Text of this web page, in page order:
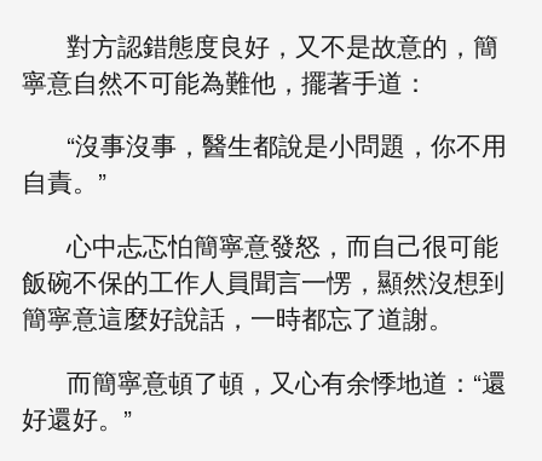
對方認錯態度良好，又不是故意的，簡
寧意自然不可能為難他，擺著手道：
“沒事沒事，醫生都說是小問題，你不用
自責。”
心中忐忑怕簡寧意發怒，而自己很可能
飯碗不保的工作人員聞言一愣，顯然沒想到
簡寧意這麼好說話，一時都忘了道謝。
而簡寧意頓了頓，又心有余悸地道：“還
好還好。”